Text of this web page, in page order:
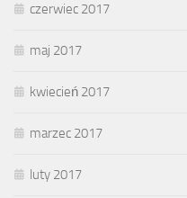
czerwiec 2017
maj 2017
kwiecień 2017
marzec 2017
luty 2017